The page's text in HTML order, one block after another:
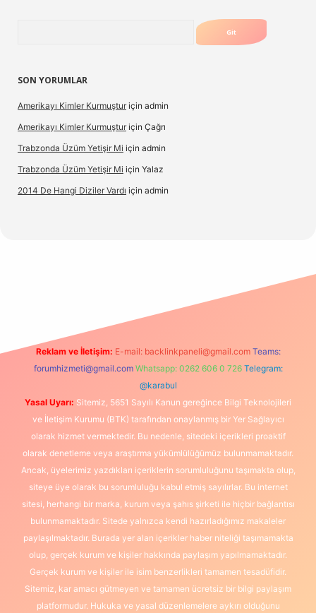
SON YORUMLAR
Amerikayı Kimler Kurmuştur için admin
Amerikayı Kimler Kurmuştur için Çağrı
Trabzonda Üzüm Yetişir Mi için admin
Trabzonda Üzüm Yetişir Mi için Yalaz
2014 De Hangi Diziler Vardı için admin
Reklam ve İletişim: E-mail: backlinkpaneli@gmail.com Teams:
forumhizmeti@gmail.com Whatsapp: 0262 606 0 726 Telegram:
@karabul
Yasal Uyarı: Sitemiz, 5651 Sayılı Kanun gereğince Bilgi Teknolojileri
ve İletişim Kurumu (BTK) tarafından onaylanmış bir Yer Sağlayıcı
olarak hizmet vermektedir. Bu nedenle, sitedeki içerikleri proaktif
olarak denetleme veya araştırma yükümlülüğümüz bulunmamaktadır.
Ancak, üyelerimiz yazdıkları içeriklerin sorumluluğunu taşımakta olup,
siteye üye olarak bu sorumluluğu kabul etmiş sayılırlar. Bu internet
sitesi, herhangi bir marka, kurum veya şahıs şirketi ile hiçbir bağlantısı
bulunmamaktadır. Sitede yalnızca kendi hazırladığımız makaleler
paylaşılmaktadır. Burada yer alan içerikler haber niteliği taşımamakta
olup, gerçek kurum ve kişiler hakkında paylaşım yapılmamaktadır.
Gerçek kurum ve kişiler ile isim benzerlikleri tamamen tesadüfidir.
Sitemiz, kar amacı gütmeyen ve tamamen ücretsiz bir bilgi paylaşım
platformudur. Hukuka ve yasal düzenlemelere aykırı olduğunu